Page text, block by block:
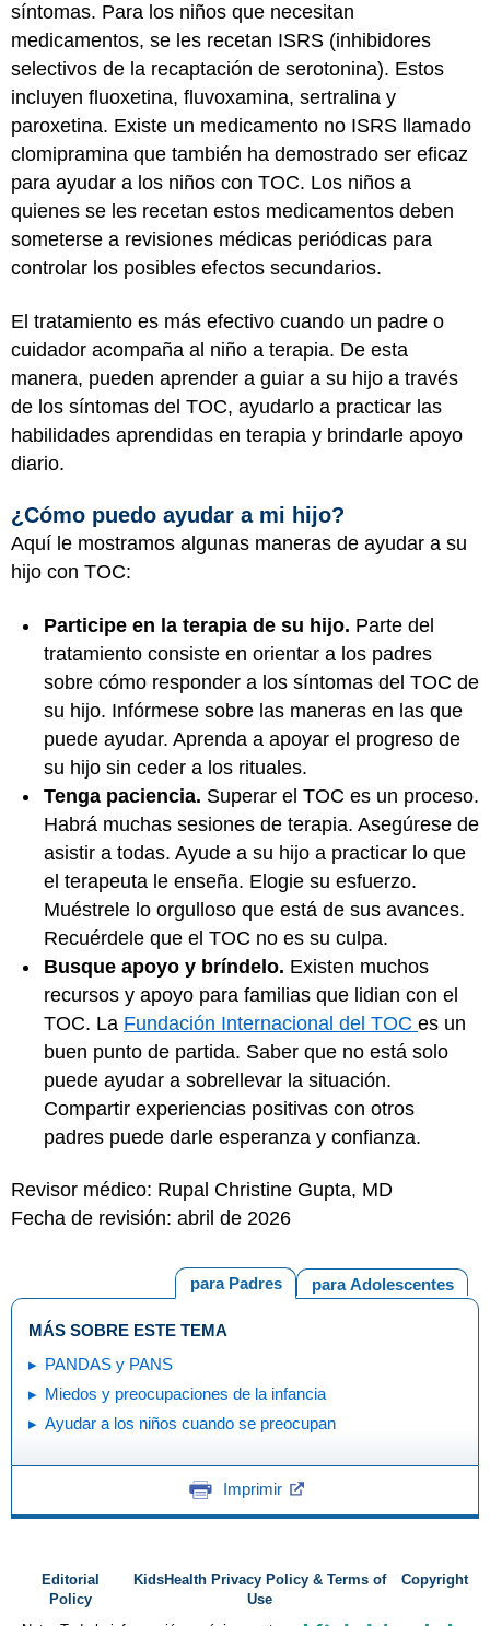
síntomas. Para los niños que necesitan
medicamentos, se les recetan ISRS (inhibidores
selectivos de la recaptación de serotonina). Estos
incluyen fluoxetina, fluvoxamina, sertralina y
paroxetina. Existe un medicamento no ISRS llamado
clomipramina que también ha demostrado ser eficaz
para ayudar a los niños con TOC. Los niños a
quienes se les recetan estos medicamentos deben
someterse a revisiones médicas periódicas para
controlar los posibles efectos secundarios.
El tratamiento es más efectivo cuando un padre o
cuidador acompaña al niño a terapia. De esta
manera, pueden aprender a guiar a su hijo a través
de los síntomas del TOC, ayudarlo a practicar las
habilidades aprendidas en terapia y brindarle apoyo
diario.
¿Cómo puedo ayudar a mi hijo?
Aquí le mostramos algunas maneras de ayudar a su
hijo con TOC:
Participe en la terapia de su hijo. Parte del
tratamiento consiste en orientar a los padres
sobre cómo responder a los síntomas del TOC de
su hijo. Infórmese sobre las maneras en las que
puede ayudar. Aprenda a apoyar el progreso de
su hijo sin ceder a los rituales.
Tenga paciencia. Superar el TOC es un proceso.
Habrá muchas sesiones de terapia. Asegúrese de
asistir a todas. Ayude a su hijo a practicar lo que
el terapeuta le enseña. Elogie su esfuerzo.
Muéstrele lo orgulloso que está de sus avances.
Recuérdele que el TOC no es su culpa.
Busque apoyo y bríndelo. Existen muchos
recursos y apoyo para familias que lidian con el
TOC. La Fundación Internacional del TOC es un
buen punto de partida. Saber que no está solo
puede ayudar a sobrellevar la situación.
Compartir experiencias positivas con otros
padres puede darle esperanza y confianza.
Revisor médico: Rupal Christine Gupta, MD
Fecha de revisión: abril de 2026
para Adolescentes
para Padres
MÁS SOBRE ESTE TEMA
PANDAS y PANS
Miedos y preocupaciones de la infancia
Ayudar a los niños cuando se preocupan
Imprimir
Editorial
Policy
KidsHealth Privacy Policy & Terms of
Use
Copyright